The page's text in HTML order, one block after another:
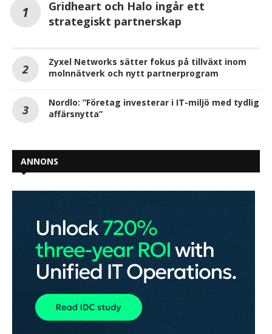
Gridheart och Halo ingår ett
strategiskt partnerskap
Zyxel Networks sätter fokus på tillväxt inom
molnnätverk och nytt partnerprogram
Nordlo: ”Företag investerar i IT-miljö med tydlig
affärsnytta”
ANNONS